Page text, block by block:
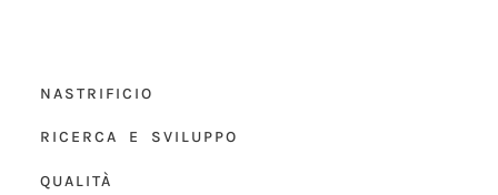
NASTRIFICIO
RICERCA E SVILUPPO
QUALITÀ